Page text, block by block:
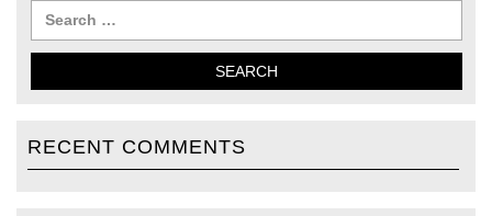
RECENT COMMENTS